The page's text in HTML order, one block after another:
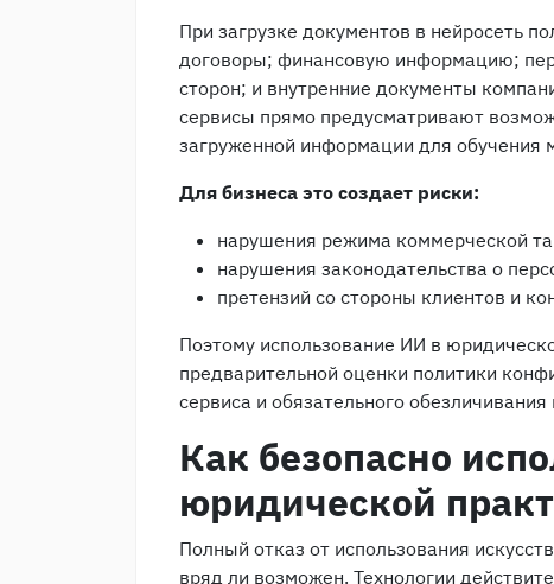
При загрузке документов в нейросеть
договоры; финансовую информацию;
сторон; и внутренние документы
сервисы прямо предусматривают
загруженной информации для обучения
Для бизнеса это создает риски:
нарушения режима коммерческой
нарушения законодательства о
претензий со стороны клиентов и
Поэтому использование ИИ в
предварительной оценки политики
сервиса и обязательного
Как безопасно
юридической
Полный отказ от использования
вряд ли возможен. Технологии